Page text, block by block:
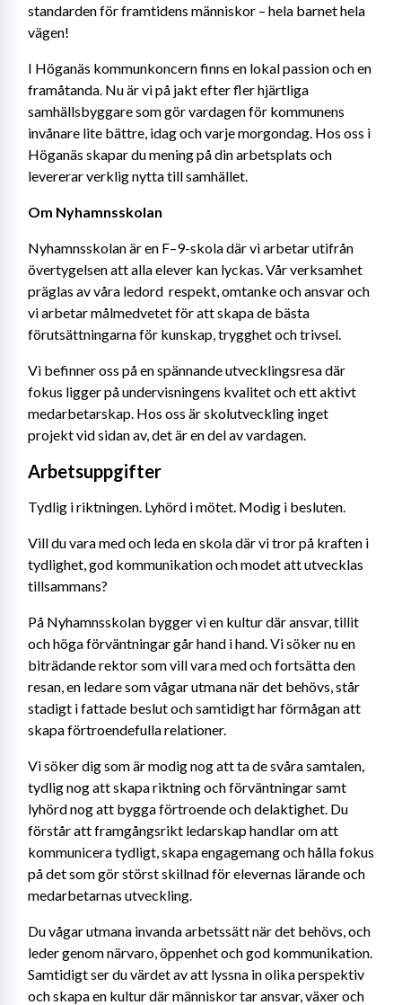
standarden för framtidens människor – hela barnet hela
vägen!
I Höganäs kommunkoncern finns en lokal passion och en
framåtanda. Nu är vi på jakt efter fler hjärtliga
samhällsbyggare som gör vardagen för kommunens
invånare lite bättre, idag och varje morgondag. Hos oss i
Höganäs skapar du mening på din arbetsplats och
levererar verklig nytta till samhället.
Om Nyhamnsskolan
Nyhamnsskolan är en F–9-skola där vi arbetar utifrån
övertygelsen att alla elever kan lyckas. Vår verksamhet
präglas av våra ledord  respekt, omtanke och ansvar och
vi arbetar målmedvetet för att skapa de bästa
förutsättningarna för kunskap, trygghet och trivsel.
Vi befinner oss på en spännande utvecklingsresa där
fokus ligger på undervisningens kvalitet och ett aktivt
medarbetarskap. Hos oss är skolutveckling inget
projekt vid sidan av, det är en del av vardagen.
Arbetsuppgifter
Tydlig i riktningen. Lyhörd i mötet. Modig i besluten.
Vill du vara med och leda en skola där vi tror på kraften i
tydlighet, god kommunikation och modet att utvecklas
tillsammans?
På Nyhamnsskolan bygger vi en kultur där ansvar, tillit
och höga förväntningar går hand i hand. Vi söker nu en
biträdande rektor som vill vara med och fortsätta den
resan, en ledare som vågar utmana när det behövs, står
stadigt i fattade beslut och samtidigt har förmågan att
skapa förtroendefulla relationer.
Vi söker dig som är modig nog att ta de svåra samtalen,
tydlig nog att skapa riktning och förväntningar samt
lyhörd nog att bygga förtroende och delaktighet. Du
förstår att framgångsrikt ledarskap handlar om att
kommunicera tydligt, skapa engagemang och hålla fokus
på det som gör störst skillnad för elevernas lärande och
medarbetarnas utveckling.
Du vågar utmana invanda arbetssätt när det behövs, och
leder genom närvaro, öppenhet och god kommunikation.
Samtidigt ser du värdet av att lyssna in olika perspektiv
och skapa en kultur där människor tar ansvar, växer och